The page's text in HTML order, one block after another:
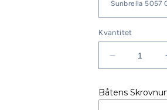
Kvantitet
Minska
kvantitet
Båtens